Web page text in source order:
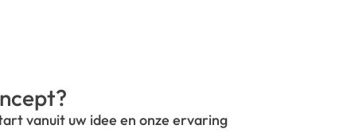
vanuit uw idee en onze ervaring